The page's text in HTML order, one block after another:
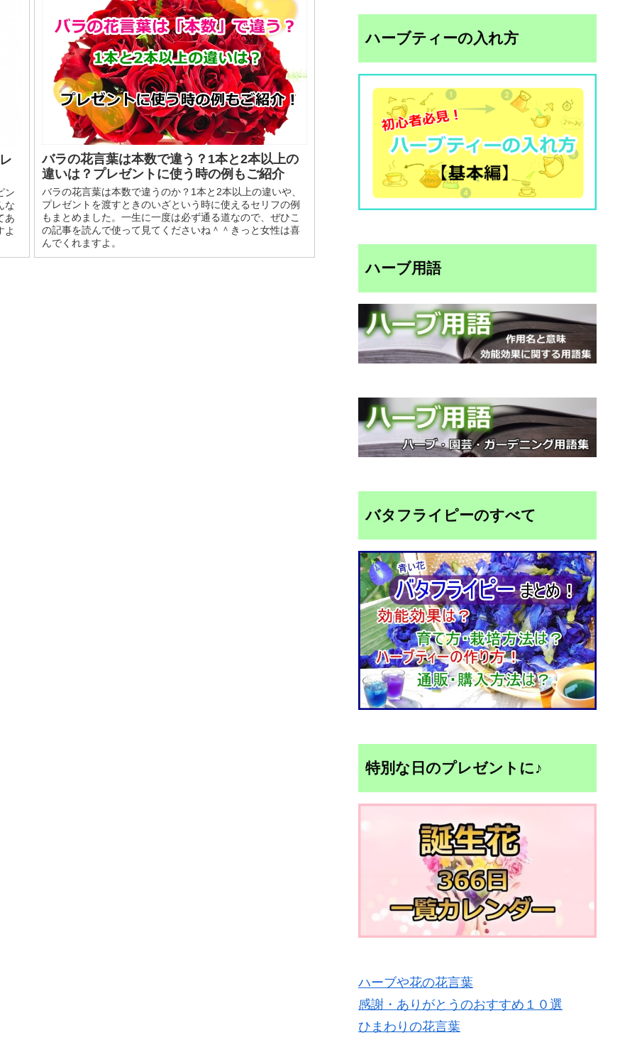
ン
な
あ
よ
バラの花言葉は本数で違う？1本と2本以上の
違いは？プレゼントに使う時の例もご紹介
バラの花言葉は本数で違うのか？1本と2本以上の違いや、
プレゼントを渡すときのいざという時に使えるセリフの例
もまとめました。一生に一度は必ず通る道なので、ぜひこ
の記事を読んで使って見てくださいね＾＾きっと女性は喜
んでくれますよ。
ハーブティーの入れ方
ハーブ用語
バタフライピーのすべて
特別な日のプレゼントに♪
ハーブや花の花言葉
感謝・ありがとうのおすすめ１０選
ひまわりの花言葉